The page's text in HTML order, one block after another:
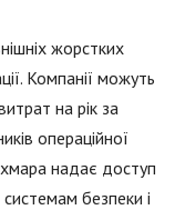
жорстких
Компанії можуть
на рік за
операційної
надає доступ
безпеки і